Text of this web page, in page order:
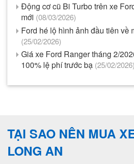
Động cơ cũ Bi Turbo trên xe
mới (08/03/2026)
Ford hé lộ hình ảnh đầu tiên về
(25/02/2026)
Giá xe Ford Ranger tháng 2/
100% lệ phí trước bạ (25/02/2026)
TẠI SAO NÊN MUA
LONG AN